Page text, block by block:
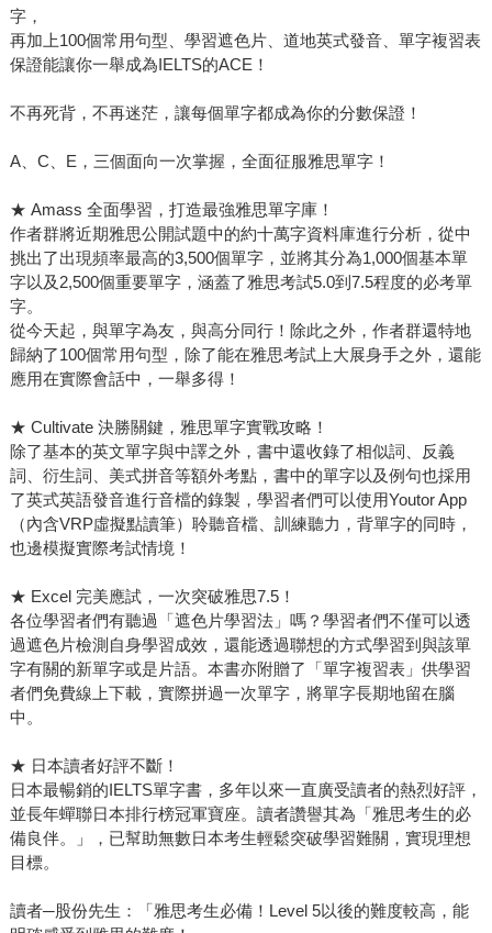
字，
再加上100個常用句型、學習遮色片、道地英式發音、單字複習表
保證能讓你一舉成為IELTS的ACE！
不再死背，不再迷茫，讓每個單字都成為你的分數保證！
A、C、E，三個面向一次掌握，全面征服雅思單字！
★ Amass 全面學習，打造最強雅思單字庫！
作者群將近期雅思公開試題中的約十萬字資料庫進行分析，從中
挑出了出現頻率最高的3,500個單字，並將其分為1,000個基本單
字以及2,500個重要單字，涵蓋了雅思考試5.0到7.5程度的必考單
字。
從今天起，與單字為友，與高分同行！除此之外，作者群還特地
歸納了100個常用句型，除了能在雅思考試上大展身手之外，還能
應用在實際會話中，一舉多得！
★ Cultivate 決勝關鍵，雅思單字實戰攻略！
除了基本的英文單字與中譯之外，書中還收錄了相似詞、反義
詞、衍生詞、美式拼音等額外考點，書中的單字以及例句也採用
了英式英語發音進行音檔的錄製，學習者們可以使用Youtor App
（內含VRP虛擬點讀筆）聆聽音檔、訓練聽力，背單字的同時，
也邊模擬實際考試情境！
★ Excel 完美應試，一次突破雅思7.5！
各位學習者們有聽過「遮色片學習法」嗎？學習者們不僅可以透
過遮色片檢測自身學習成效，還能透過聯想的方式學習到與該單
字有關的新單字或是片語。本書亦附贈了「單字複習表」供學習
者們免費線上下載，實際拼過一次單字，將單字長期地留在腦
中。
★ 日本讀者好評不斷！
日本最暢銷的IELTS單字書，多年以來一直廣受讀者的熱烈好評，
並長年蟬聯日本排行榜冠軍寶座。讀者讚譽其為「雅思考生的必
備良伴。」，已幫助無數日本考生輕鬆突破學習難關，實現理想
目標。
讀者─股份先生：「雅思考生必備！Level 5以後的難度較高，能